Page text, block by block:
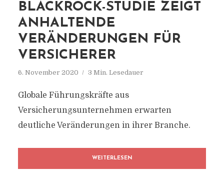
BLACKROCK-STUDIE ZEIGT
ANHALTENDE
VERÄNDERUNGEN FÜR
VERSICHERER
6. November 2020 3 Min. Lesedauer
Globale Führungskräfte aus
Versicherungsunternehmen erwarten
deutliche Veränderungen in ihrer Branche.
WEITERLESEN